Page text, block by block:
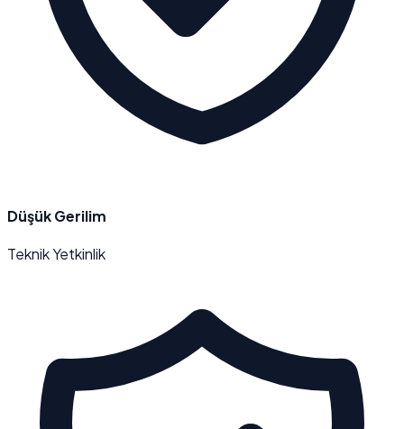
Düşük Gerilim
Teknik Yetkinlik